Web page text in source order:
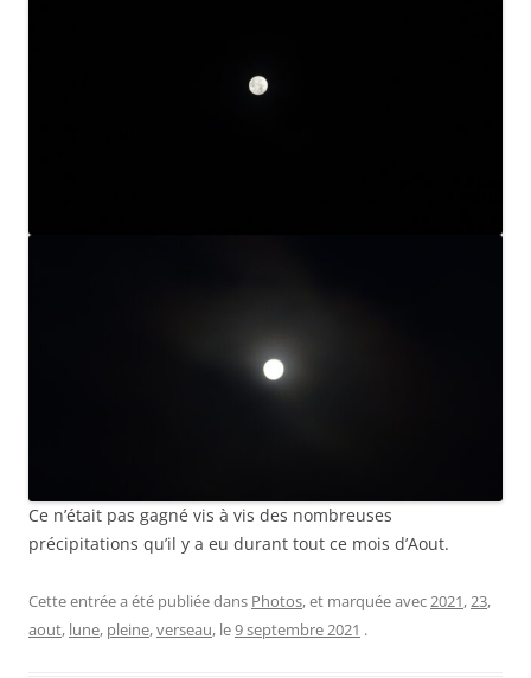
Ce n’était pas gagné vis à vis des nombreuses
précipitations qu’il y a eu durant tout ce mois d’Aout.
Cette entrée a été publiée dans Photos, et marquée avec2021,23,
aout, lune, pleine,verseau, le9 septembre 2021 .